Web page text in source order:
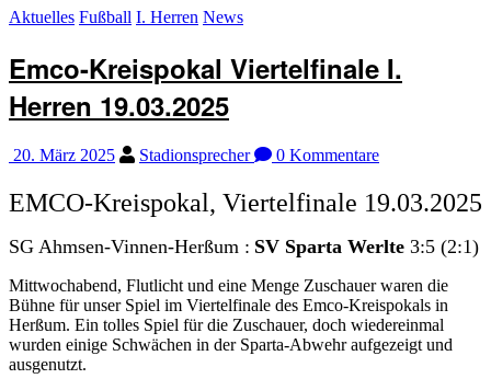
Aktuelles Fußball I. Herren News
Emco-Kreispokal Viertelfinale I.
Herren 19.03.2025
20. März 2025 Stadionsprecher 0 Kommentare
EMCO-Kreispokal, Viertelfinale 19.03.2025
SG Ahmsen-Vinnen-Herßum : SV Sparta Werlte 3:5 (2:1)
Mittwochabend, Flutlicht und eine Menge Zuschauer waren die
Bühne für unser Spiel im Viertelfinale des Emco-Kreispokals in
Herßum. Ein tolles Spiel für die Zuschauer, doch wiedereinmal
wurden einige Schwächen in der Sparta-Abwehr aufgezeigt und
ausgenutzt.